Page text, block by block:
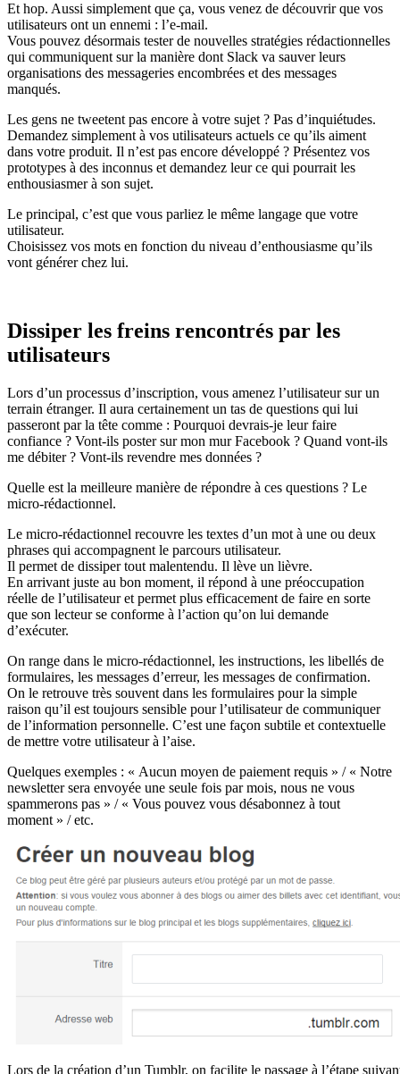
Et hop. Aussi simplement que ça, vous venez de découvrir que vos
utilisateurs ont un ennemi : l’e-mail.
Vous pouvez désormais tester de nouvelles stratégies rédactionnelles
qui communiquent sur la manière dont Slack va sauver leurs
organisations des messageries encombrées et des messages
manqués.
Les gens ne tweetent pas encore à votre sujet ? Pas d’inquiétudes.
Demandez simplement à vos utilisateurs actuels ce qu’ils aiment
dans votre produit. Il n’est pas encore développé ? Présentez vos
prototypes à des inconnus et demandez leur ce qui pourrait les
enthousiasmer à son sujet.
Le principal, c’est que vous parliez le même langage que votre
utilisateur.
Choisissez vos mots en fonction du niveau d’enthousiasme qu’ils
vont générer chez lui.
Dissiper les freins rencontrés par les
utilisateurs
Lors d’un processus d’inscription, vous amenez l’utilisateur sur un
terrain étranger. Il aura certainement un tas de questions qui lui
passeront par la tête comme : Pourquoi devrais-je leur faire
confiance ? Vont-ils poster sur mon mur Facebook ? Quand vont-ils
me débiter ? Vont-ils revendre mes données ?
Quelle est la meilleure manière de répondre à ces questions ? Le
micro-rédactionnel.
Le micro-rédactionnel recouvre les textes d’un mot à une ou deux
phrases qui accompagnent le parcours utilisateur.
Il permet de dissiper tout malentendu. Il lève un lièvre.
En arrivant juste au bon moment, il répond à une préoccupation
réelle de l’utilisateur et permet plus efficacement de faire en sorte
que son lecteur se conforme à l’action qu’on lui demande
d’exécuter.
On range dans le micro-rédactionnel, les instructions, les libellés de
formulaires, les messages d’erreur, les messages de confirmation.
On le retrouve très souvent dans les formulaires pour la simple
raison qu’il est toujours sensible pour l’utilisateur de communiquer
de l’information personnelle. C’est une façon subtile et contextuelle
de mettre votre utilisateur à l’aise.
Quelques exemples : « Aucun moyen de paiement requis » / « Notre
newsletter sera envoyée une seule fois par mois, nous ne vous
spammerons pas » / « Vous pouvez vous désabonnez à tout
moment » / etc.
Lors de la création d’un Tumblr, on facilite le passage à l’étape